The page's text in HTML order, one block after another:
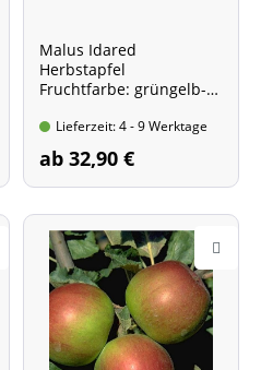
Malus Idared
Herbstapfel
Fruchtfarbe: grüngelb-
Lieferzeit: 4 - 9 Werktage
ab 32,90 €